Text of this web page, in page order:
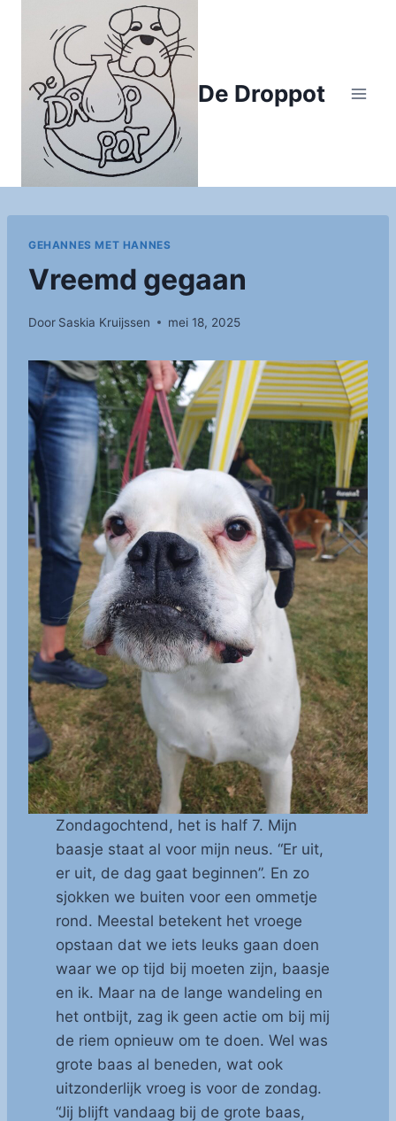
De Droppot
GEHANNES MET HANNES
Vreemd gegaan
Door Saskia Kruijssen mei 18, 2025
Zondagochtend, het is half 7. Mijn
baasje staat al voor mijn neus. “Er uit,
er uit, de dag gaat beginnen”. En zo
sjokken we buiten voor een ommetje
rond. Meestal betekent het vroege
opstaan dat we iets leuks gaan doen
waar we op tijd bij moeten zijn, baasje
en ik. Maar na de lange wandeling en
het ontbijt, zag ik geen actie om bij mij
de riem opnieuw om te doen. Wel was
grote baas al beneden, wat ook
uitzonderlijk vroeg is voor de zondag.
“Jij blijft vandaag bij de grote baas,